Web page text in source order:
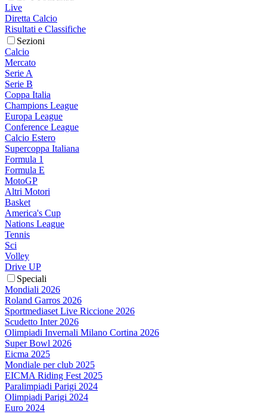
Live
Diretta Calcio
Risultati e Classifiche
Sezioni
Calcio
Mercato
Serie A
Serie B
Coppa Italia
Champions League
Europa League
Conference League
Calcio Estero
Supercoppa Italiana
Formula 1
Formula E
MotoGP
Altri Motori
Basket
America's Cup
Nations League
Tennis
Sci
Volley
Drive UP
Speciali
Mondiali 2026
Roland Garros 2026
Sportmediaset Live Riccione 2026
Scudetto Inter 2026
Olimpiadi Invernali Milano Cortina 2026
Super Bowl 2026
Eicma 2025
Mondiale per club 2025
EICMA Riding Fest 2025
Paralimpiadi Parigi 2024
Olimpiadi Parigi 2024
Euro 2024